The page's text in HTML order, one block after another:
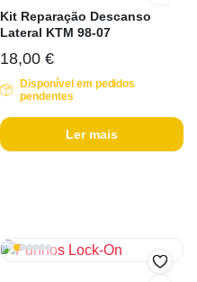
Kit Reparação Descanso
Lateral KTM 98-07
18,00 €
Disponível em pedidos
pendentes
Ler mais